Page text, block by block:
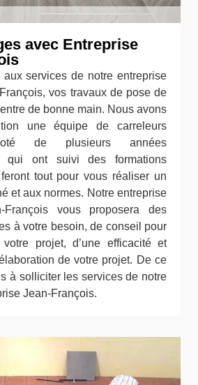
avec Entreprise
services de notre entreprise
vos travaux de pose de
de bonne main. Nous avons
une équipe de carreleurs
de plusieurs années
qui ont suivi des formations
tout pour vous réaliser un
et aux normes. Notre entreprise
François vous proposera des
à votre besoin, de conseil pour
votre projet, d’une efficacité et
de votre projet. De ce
à solliciter les services de notre
Jean-François.